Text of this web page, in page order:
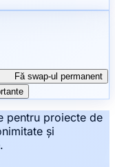
Fă swap-ul permanent
pentru proiecte de
și